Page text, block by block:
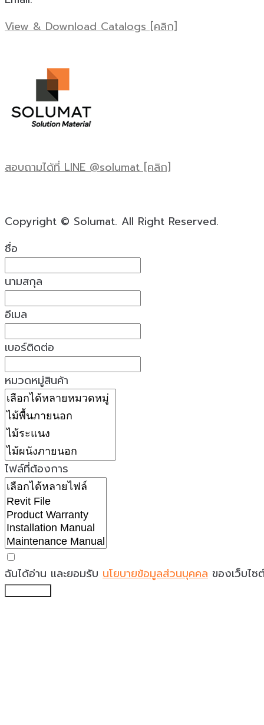
View & Download Catalogs [คลิก]
สอบถามได้ที่ LINE @solumat [คลิก]
Copyright © Solumat. All Right Reserved.
ชื่อ
นามสกุล
อีเมล
เบอร์ติดต่อ
หมวดหมู่สินค้า
ไฟล์ที่ต้องการ
ฉันได้อ่าน และยอมรับ นโยบายข้อมูลส่วนบุคคล ของเว็บไซ